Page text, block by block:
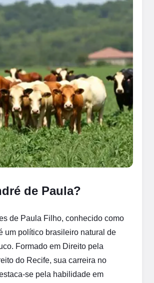
de Paula?
de Paula Filho, conhecido como
um político brasileiro natural de
Formado em Direito pela
do Recife, sua carreira no
se pela habilidade em